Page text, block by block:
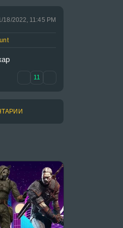
18/2022, 11:45 PM
11